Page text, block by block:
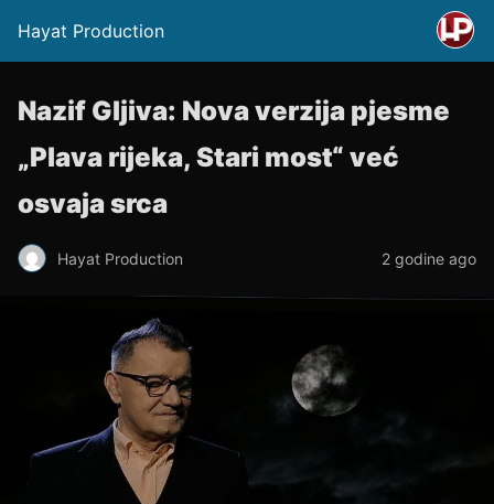
Hayat Production
Nazif Gljiva: Nova verzija pjesme
„Plava rijeka, Stari most“ već
osvaja srca
Hayat Production 2 godine ago